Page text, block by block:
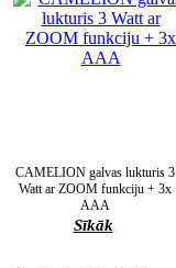
CAMELION galvas lukturis 3
Watt ar ZOOM funkciju + 3x
AAA
Sīkāk